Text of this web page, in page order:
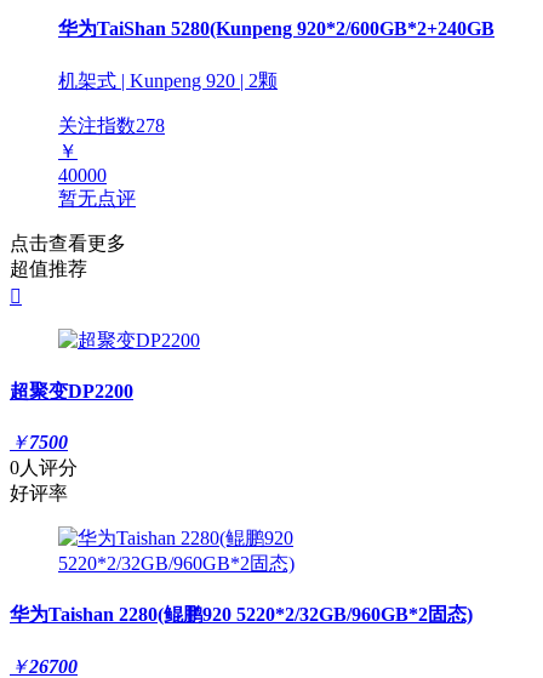
华为TaiShan 5280(Kunpeng 920*2/600GB*2+240GB
机架式 | Kunpeng 920 | 2颗
关注指数278
￥
40000
暂无点评
点击查看更多
超值推荐

超聚变DP2200
￥7500
0人评分
好评率
华为Taishan 2280(鲲鹏920 5220*2/32GB/960GB*2固态)
￥26700